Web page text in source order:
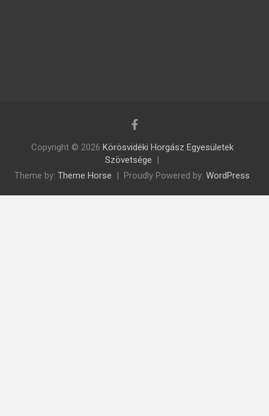
Copyright © 2026 Körösvidéki Horgász Egyesületek
Szövetsége
Theme by: Theme Horse Proudly Powered by: WordPress